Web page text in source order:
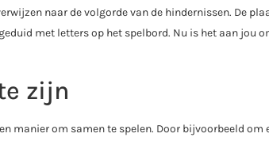
naar de volgorde van de hindernissen. De
met letters op het spelbord. Nu is het aan jou
zijn
manier om samen te spelen. Door bijvoorbeeld om